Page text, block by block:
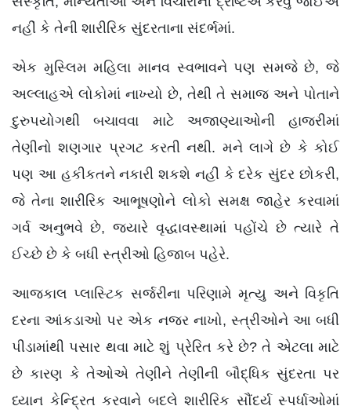
નહીં કે તેની શારીરિક સુંદરતાના સંદર્ભમાં.
એક મુસ્લિમ મહિલા માનવ સ્વભાવને પણ સમજે છે, જે
અલ્લાહએ લોકોમાં નાખ્યો છે, તેથી તે સમાજ અને પોતાને
દુરુપયોગથી બચાવવા માટે અજાણ્યાઓની હાજરીમાં
તેણીનો શણગાર પ્રગટ કરતી નથી. મને લાગે છે કે કોઈ
પણ આ હકીકતને નકારી શકશે નહીં કે દરેક સુંદર છોકરી,
જે તેના શારીરિક આભૂષણોને લોકો સમક્ષ જાહેર કરવામાં
ગર્વ અનુભવે છે, જ્યારે વૃદ્ધાવસ્થામાં પહોંચે છે ત્યારે તે
ઈચ્છે છે કે બધી સ્ત્રીઓ હિજાબ પહેરે.
આજકાલ પ્લાસ્ટિક સર્જરીના પરિણામે મૃત્યુ અને વિકૃતિ
દરના આંકડાઓ પર એક નજર નાખો, સ્ત્રીઓને આ બધી
પીડામાંથી પસાર થવા માટે શું પ્રેરિત કરે છે? તે એટલા માટે
છે કારણ કે તેઓએ તેણીને તેણીની બૌદ્ધિક સુંદરતા પર
ધ્યાન કેન્દ્રિત કરવાને બદલે શારીરિક સૌંદર્ય સ્પર્ધાઓમાં